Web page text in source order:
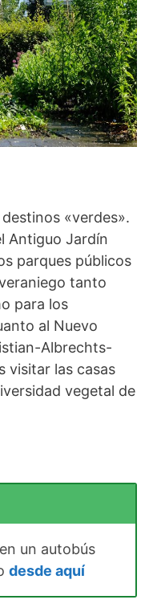
«verdes».
Antiguo Jardín
parques públicos
tanto
para los
al Nuevo
Albrechts-
visitar las casas
vegetal de
un autobús
desde aquí